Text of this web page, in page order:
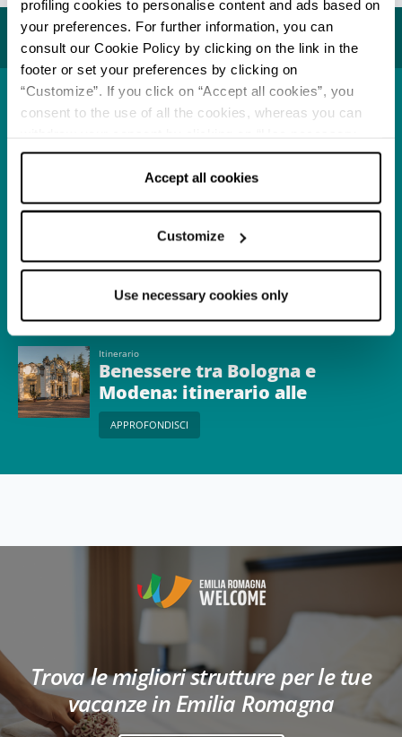
profiling cookies to personalise content and ads based on
your preferences. For further information, you can
consult our Cookie Policy by clicking on the link in the
footer or set your preferences by clicking on
“Customize”. If you click on “Accept all cookies”, you
consent to the use of all the cookies, whereas you can
cookies only” and only the technical cookies for the
correct functioning of the website will be used.
Accept all cookies
Customize
Use necessary cookies only
Potrebbe interessarti...
Località
Relax nel bolognese:
centri termali per tutte
le stagioni
APPROFONDISCI
Itinerario
Benessere tra Bologna e
Modena: itinerario alle
terme
APPROFONDISCI
Trova le migliori strutture per le tue
vacanze in Emilia Romagna